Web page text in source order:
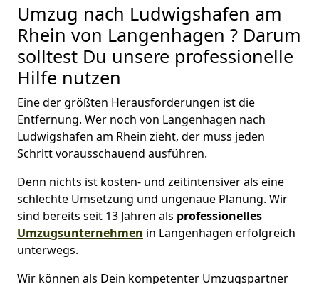
Umzug nach Ludwigshafen am
Rhein von Langenhagen ? Darum
solltest Du unsere professionelle
Hilfe nutzen
Eine der größten Herausforderungen ist die
Entfernung. Wer noch von Langenhagen nach
Ludwigshafen am Rhein zieht, der muss jeden
Schritt vorausschauend ausführen.
Denn nichts ist kosten- und zeitintensiver als eine
schlechte Umsetzung und ungenaue Planung. Wir
sind bereits seit 13 Jahren als professionelles
Umzugsunternehmen in Langenhagen erfolgreich
unterwegs.
Wir können als Dein kompetenter Umzugspartner